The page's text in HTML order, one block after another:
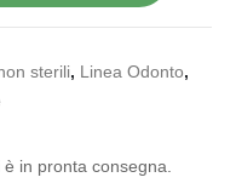
sterili, Linea Odonto,
in pronta consegna.